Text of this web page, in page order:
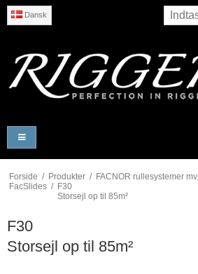
Dansk
Forside / Produkter / FACNOR rullesystemer mv.
FacSlides / F30
Storsejl op til 85m²
F30
Storsejl op til 85m²